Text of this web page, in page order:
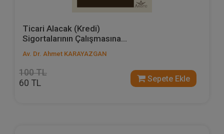
Ticari Alacak (Kredi)
Sigortalarının Çalışmasına...
Av. Dr. Ahmet KARAYAZGAN
100 TL
60 TL Sepete Ekle